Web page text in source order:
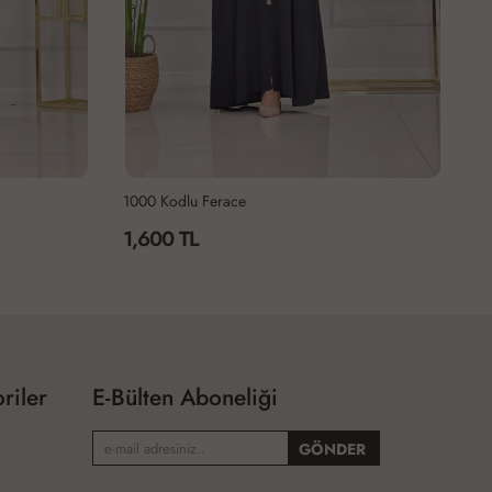
1000 Kodlu Ferace
1,600 TL
E-Bülten Aboneliği